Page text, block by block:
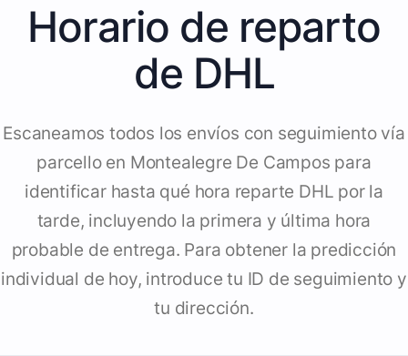
Horario de reparto
de DHL
Escaneamos todos los envíos con seguimiento vía
parcello en Montealegre De Campos para
identificar hasta qué hora reparte DHL por la
tarde, incluyendo la primera y última hora
probable de entrega. Para obtener la predicción
individual de hoy, introduce tu ID de seguimiento y
tu dirección.